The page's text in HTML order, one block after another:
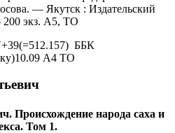
— Якутск : Издательский
экз. А5, ТО
ББК
А4 ТО
Происхождение народа саха и
Том 1.